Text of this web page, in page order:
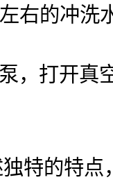
右的冲洗
，打开真
特的特